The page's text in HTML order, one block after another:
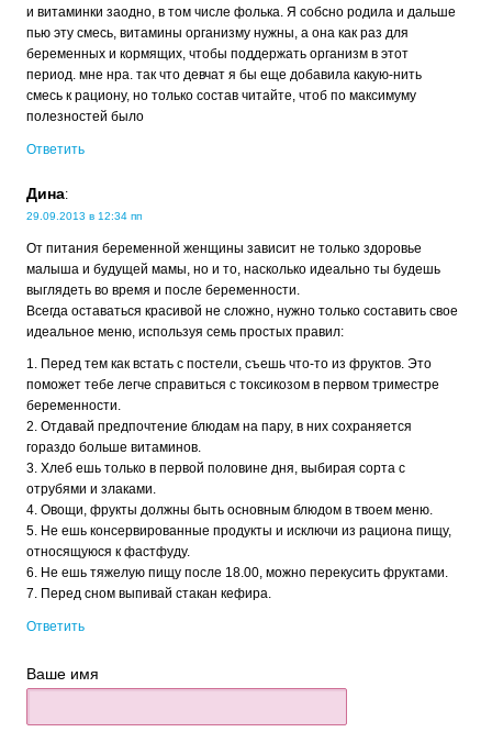
и витаминки заодно, в том числе фолька. Я собсно родила и дальше
пью эту смесь, витамины организму нужны, а она как раз для
беременных и кормящих, чтобы поддержать организм в этот
период. мне нра. так что девчат я бы еще добавила какую-нить
смесь к рациону, но только состав читайте, чтоб по максимуму
полезностей было
Ответить
Дина:
29.09.2013 в 12:34 пп
От питания беременной женщины зависит не только здоровье
малыша и будущей мамы, но и то, насколько идеально ты будешь
выглядеть во время и после беременности.
Всегда оставаться красивой не сложно, нужно только составить свое
идеальное меню, используя семь простых правил:
1. Перед тем как встать с постели, съешь что-то из фруктов. Это
поможет тебе легче справиться с токсикозом в первом триместре
беременности.
2. Отдавай предпочтение блюдам на пару, в них сохраняется
гораздо больше витаминов.
3. Хлеб ешь только в первой половине дня, выбирая сорта с
отрубями и злаками.
4. Овощи, фрукты должны быть основным блюдом в твоем меню.
5. Не ешь консервированные продукты и исключи из рациона пищу,
относящуюся к фастфуду.
6. Не ешь тяжелую пищу после 18.00, можно перекусить фруктами.
7. Перед сном выпивай стакан кефира.
Ответить
Ваше имя